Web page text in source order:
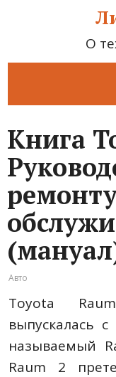
О
Книга
Авто
Toyota
выпускалась
называемый
Raum 2